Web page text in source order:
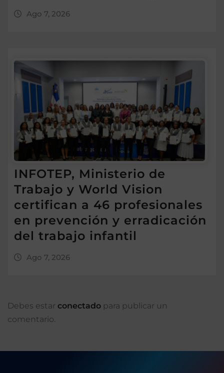
Ago 7, 2026
INFOTEP, Ministerio de
Trabajo y World Vision
certifican a 46 profesionales
en prevención y erradicación
del trabajo infantil
Ago 7, 2026
Debes estar conectado para publicar un
comentario.